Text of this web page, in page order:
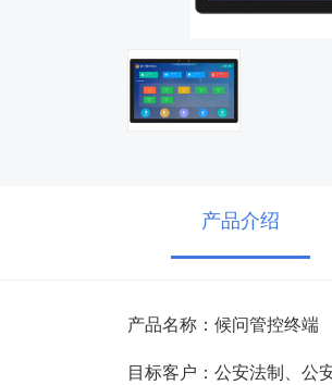
产品介绍
产品名称：候问管控终端
目标客户：公安法制、公